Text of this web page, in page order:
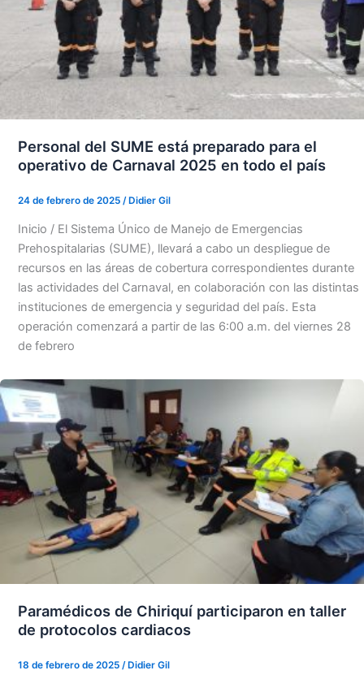
Personal del SUME está preparado para el
operativo de Carnaval 2025 en todo el país
24 de febrero de 2025 /Didier Gil
Inicio / El Sistema Único de Manejo de Emergencias
Prehospitalarias (SUME), llevará a cabo un despliegue de
recursos en las áreas de cobertura correspondientes durante
las actividades del Carnaval, en colaboración con las distintas
instituciones de emergencia y seguridad del país. Esta
operación comenzará a partir de las 6:00 a.m. del viernes 28
de febrero
Paramédicos de Chiriquí participaron en taller
de protocolos cardiacos
18 de febrero de 2025 /Didier Gil